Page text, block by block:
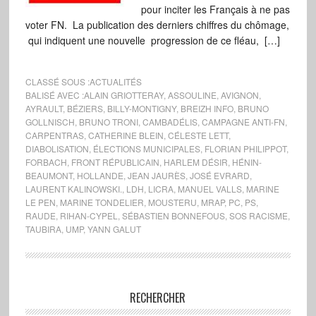
pour inciter les Français à ne pas
voter FN. La publication des derniers chiffres du chômage,
qui indiquent une nouvelle progression de ce fléau, […]
CLASSÉ SOUS :ACTUALITÉS
BALISÉ AVEC :ALAIN GRIOTTERAY, ASSOULINE AVIGNON
AYRAULT, BÉZIERS, BILLY-MONTIGNY, BREIZH INFO, BRUNO
GOLLNISCH BRUNO TRONI, CAMBADÉLIS, CAMPAGNE ANTI-FN
CARPENTRAS, CATHERINE BLEIN CÉLESTE LETT,
DIABOLISATION ÉLECTIONS MUNICIPALES, FLORIAN PHILIPPOT,
FORBACH FRONT RÉPUBLICAIN HARLEM DÉSIR HÉNIN-
BEAUMONT, HOLLANDE JEAN JAURÈS, JOSÉ EVRARD
LAURENT KALINOWSKI. LDH LICRA, MANUEL VALLS, MARINE
LE PEN MARINE TONDELIER MOUSTERU MRAP, PC PS,
RAUDE RIHAN-CYPEL SÉBASTIEN BONNEFOUS, SOS RACISME
TAUBIRA, UMP, YANN GALUT
RECHERCHER